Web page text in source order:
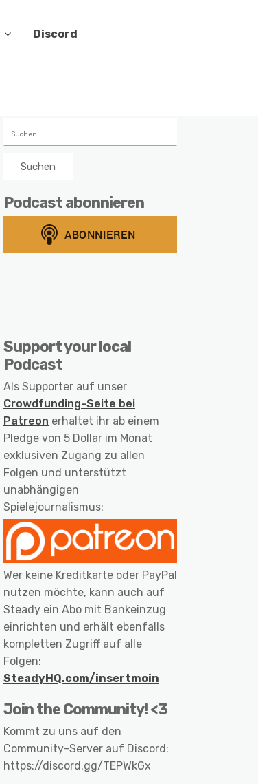
Discord
nach:
Podcast abonnieren
Support your local
Podcast
Als Supporter auf unser
Crowdfunding-Seite bei
Patreon erhaltet ihr ab einem
Pledge von 5 Dollar im Monat
exklusiven Zugang zu allen
Folgen und unterstützt
unabhängigen
Spielejournalismus:
Wer keine Kreditkarte oder PayPal
nutzen möchte, kann auch auf
Steady ein Abo mit Bankeinzug
einrichten und erhält ebenfalls
kompletten Zugriff auf alle
Folgen:
SteadyHQ.com/insertmoin
Join the Community! <3
Kommt zu uns auf den
Community-Server auf Discord:
https://discord.gg/TEPWkGx